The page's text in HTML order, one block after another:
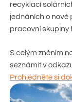
recyklací
jednáních o nové
pracovní skupiny
S celým zněním
seznámit v
Prohlédněte si